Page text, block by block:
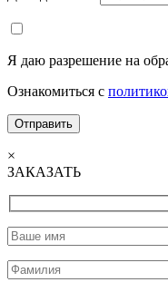
Я даю разрешение на
Ознакомиться с
×
ЗАКАЗАТЬ